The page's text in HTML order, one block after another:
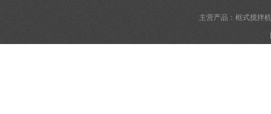
主营产品：框式搅拌